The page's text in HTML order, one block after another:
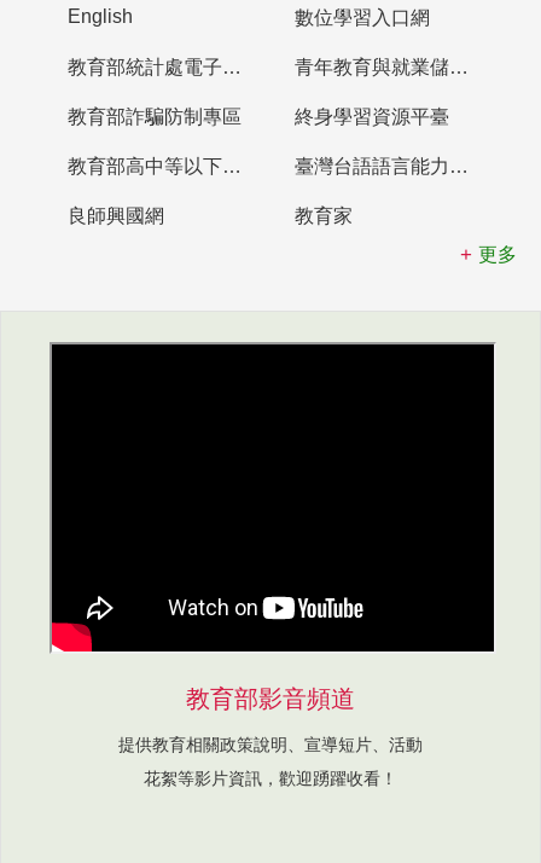
English 數位學習入口網
教育部統計處電子書櫃 青年教育與就業儲蓄帳戶
教育部詐騙防制專區 終身學習資源平臺
教育部高中等以下學校及幼兒園教師資格檢定考試 臺灣台語語言能力認證網站
良師興國網
教育家
更多
教育部影音頻道
提供教育相關政策說明、宣導短片、活動
花絮等影片資訊，歡迎踴躍收看！